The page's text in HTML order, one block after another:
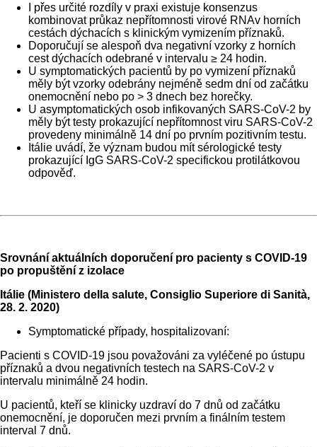
I přes určité rozdíly v praxi existuje konsenzus
kombinovat průkaz nepřítomnosti virové RNAv horních
cestách dýchacích s klinickým vymizením příznaků.
Doporučují se alespoň dva negativní vzorky z horních
cest dýchacích odebrané v intervalu ≥ 24 hodin.
U symptomatických pacientů by po vymizení příznaků
měly být vzorky odebrány nejméně sedm dní od začátku
onemocnění nebo po > 3 dnech bez horečky.
U asymptomatických osob infikovaných SARS-CoV-2 by
měly být testy prokazující nepřítomnost viru SARS-CoV-2
provedeny minimálně 14 dní po prvním pozitivním testu.
Itálie uvádí, že význam budou mít sérologické testy
prokazující IgG SARS-CoV-2 specifickou protilátkovou
odpověď.
Srovnání aktuálních doporučení pro pacienty s COVID-19
po propuštění z izolace
Itálie (Ministero della salute, Consiglio Superiore di Sanità,
28. 2. 2020)
Symptomatické případy, hospitalizovaní:
Pacienti s COVID-19 jsou považováni za vyléčené po ústupu
příznaků a dvou negativních testech na SARS-CoV-2 v
intervalu minimálně 24 hodin.
U pacientů, kteří se klinicky uzdraví do 7 dnů od začátku
onemocnění, je doporučen mezi prvním a finálním testem
interval 7 dnů.